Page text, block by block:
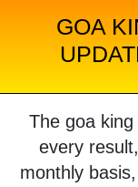
GOA
The goa
every
monthly